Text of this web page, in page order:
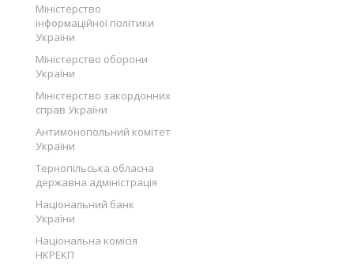
Міністерство
інформаційної політики
України
Міністерство оборони
України
Міністерство закордонних
справ України
Антимонопольний комітет
України
Тернопільська обласна
державна адміністрація
Національний банк
України
Національна комісія
НКРЕКП